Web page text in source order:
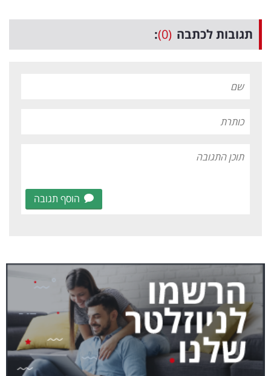
תגובות לכתבה (0)
:
הוסף תגובה